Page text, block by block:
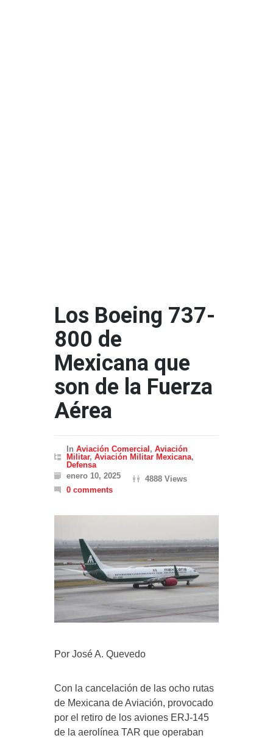
Los Boeing 737-
800 de
Mexicana que
son de la Fuerza
Aérea
In Aviación Comercial , Aviación
Militar, Aviación Militar Mexicana,
Defensa
enero 10, 2025
4888 Views
0 comments
Por José A. Quevedo
Con la cancelación de las ocho rutas
de Mexicana de Aviación, provocado
por el retiro de los aviones ERJ-145
de la aerolínea TAR que operaban